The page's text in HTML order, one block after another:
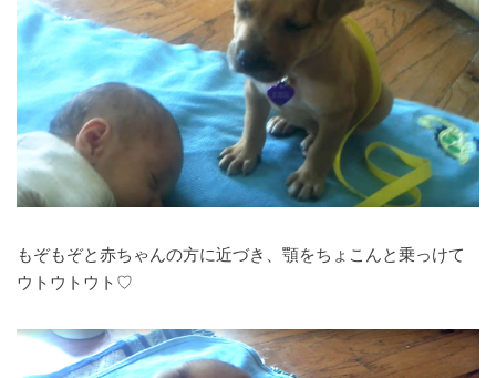
もぞもぞと赤ちゃんの方に近づき、顎をちょこんと乗っけて
ウトウトウト♡